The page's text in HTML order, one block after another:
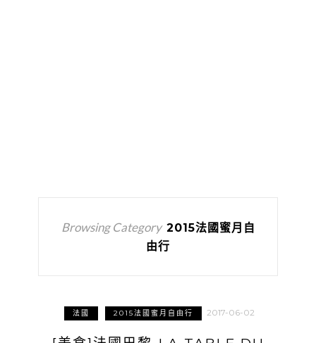
Browsing Category 2015法國蜜月自
由行
法國 2015法國蜜月自由行 2017-06-02